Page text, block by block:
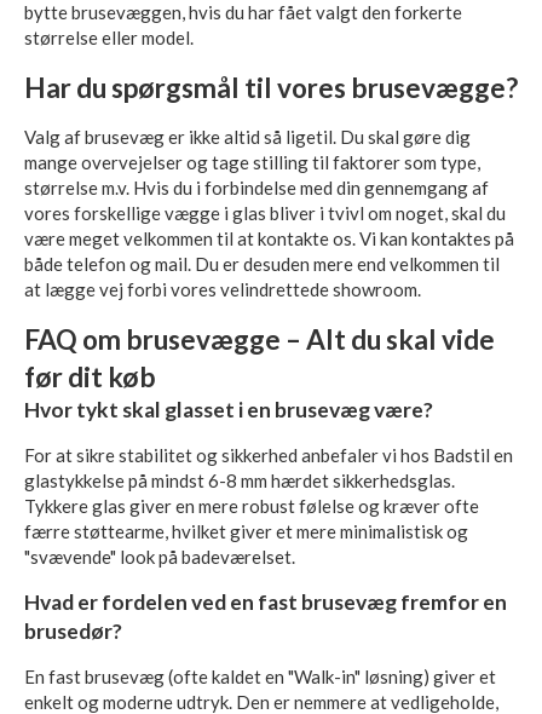
bytte brusevæggen, hvis du har fået valgt den forkerte
størrelse eller model.
Har du spørgsmål til vores brusevægge?
Valg af brusevæg er ikke altid så ligetil. Du skal gøre dig
mange overvejelser og tage stilling til faktorer som type,
størrelse m.v. Hvis du i forbindelse med din gennemgang af
vores forskellige vægge i glas bliver i tvivl om noget, skal du
være meget velkommen til at kontakte os. Vi kan kontaktes på
både telefon og mail. Du er desuden mere end velkommen til
at lægge vej forbi vores velindrettede showroom.
FAQ om brusevægge – Alt du skal vide
før dit køb
Hvor tykt skal glasset i en brusevæg være?
For at sikre stabilitet og sikkerhed anbefaler vi hos Badstil en
glastykkelse på mindst 6-8 mm hærdet sikkerhedsglas.
Tykkere glas giver en mere robust følelse og kræver ofte
færre støttearme, hvilket giver et mere minimalistisk og
"svævende" look på badeværelset.
Hvad er fordelen ved en fast brusevæg fremfor en
brusedør?
En fast brusevæg (ofte kaldet en "Walk-in" løsning) giver et
enkelt og moderne udtryk. Den er nemmere at vedligeholde,